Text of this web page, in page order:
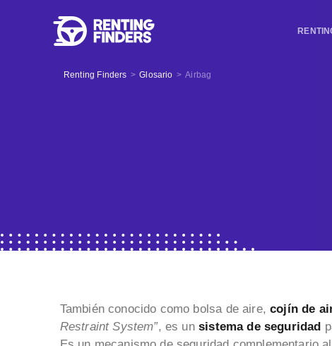
Renting Finders > Glosario > Airbag
También conocido como bolsa de aire,cojín de
Restraint System”, es unsistema de seguridad